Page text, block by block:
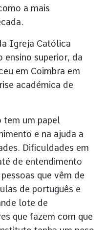
a mais
Igreja Católica
ensino superior, da
em Coimbra em
académica de
tem um papel
e na ajuda a
Dificuldades em
de entendimento
que vêm de
de português e
lote de
que fazem com que